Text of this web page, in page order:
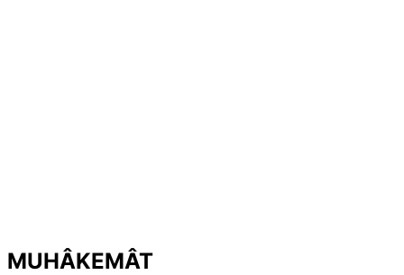
MUHÂKEMÂT